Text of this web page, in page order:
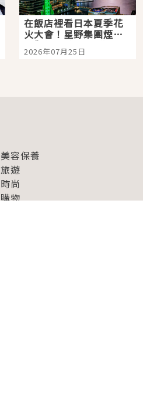
在飯店裡看日本夏季花
火大會！星野集團煙火
景觀飯店6選，讓你不用
人擠人悠閒欣賞
2026年07月25日
美容保養
旅遊
時尚
購物